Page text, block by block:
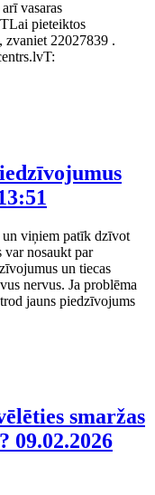
vasaras
pieteiktos
zvaniet 22027839 .
un viņiem patīk dzīvot
nosaukt par
un tiecas
nervus. Ja problēma
jauns piedzīvojums
smaržas
09.02.2026